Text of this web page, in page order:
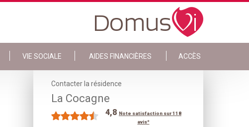
VIE SOCIALE AIDES FINANCIÈRES ACCÈS
Contacter la résidence
La Cocagne
4,8 Note satisfaction sur 118
avis*